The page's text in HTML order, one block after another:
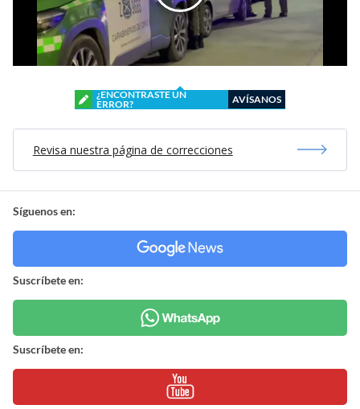
¿ENCONTRASTE UN
ERROR?
AVÍSANOS
Revisa nuestra página de correcciones
Síguenos en:
Suscríbete en:
Suscríbete en: